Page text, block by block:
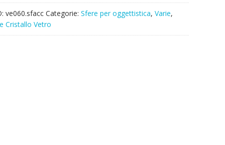
ve060.sfacc Categorie: Sfere per oggettistica, Varie,
Cristallo Vetro